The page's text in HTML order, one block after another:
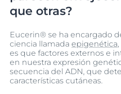
que otras?
Eucerin® se ha encargado
ciencia llamada epigenética
es que factores externos e
en nuestra expresión
secuencia del ADN, que
características cutáneas.